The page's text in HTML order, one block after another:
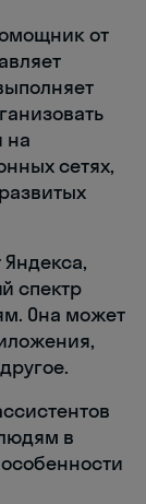
от
на
сетях,
спектр
Она может
в